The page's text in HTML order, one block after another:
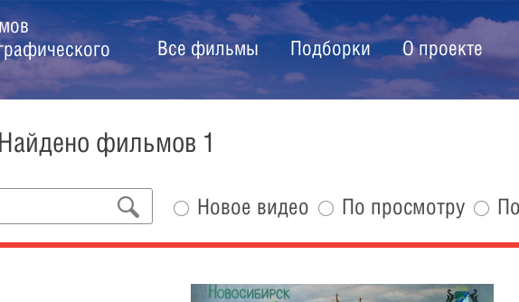
Все фильмы Подборки О проекте
фильмов 1
Новое видео По просмотру